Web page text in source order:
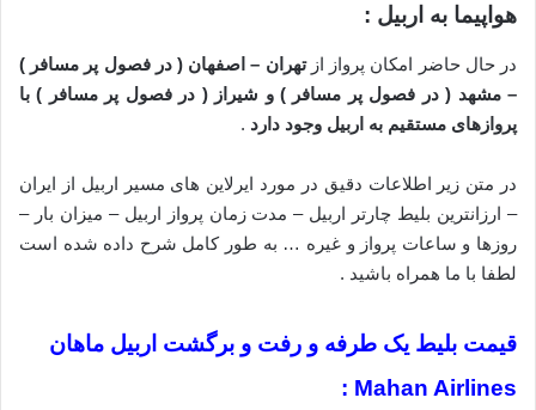
هواپیما به اربیل :
در حال حاضر امکان پرواز ازتهران – اصفهان ( در فصول پر مسافر )
– مشهد ( در فصول پر مسافر ) و شیراز ( در فصول پر مسافر ) با
پروازهای مستقیم به اربیل وجود دارد .
در متن زیر اطلاعات دقیق در مورد ایرلاین های مسیر اربیل از ایران
– ارزانترین بلیط چارتر اربیل – مدت زمان پرواز اربیل – میزان بار –
روزها و ساعات پرواز و غیره … به طور کامل شرح داده شده است
لطفا با ما همراه باشید .
قیمت بلیط یک طرفه و رفت و برگشت اربیل ماهان
Mahan Airlines :